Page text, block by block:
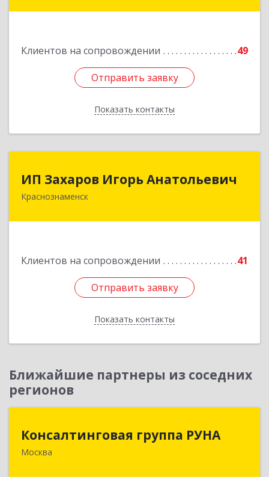
Клиентов на сопровождении 49
Отправить заявку
Показать контакты
Отправить заявку
Назад
ИП Захаров Игорь Анатольевич
Краснознаменск
Клиентов на сопровождении 41
Отправить заявку
Показать контакты
143090, Московская обл, Краснознаменск г,
Отправить заявку
Назад
Ближайшие партнеры из соседних
регионов
Консалтинговая группа РУНА
Москва
117218, Москва г, Кржижановского ул, дом №